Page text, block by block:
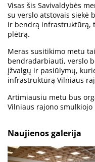
Visas šis Savivaldybės
su verslo atstovais siekė
ir bendrą infrastruktūrą,
plėtrą.
Meras susitikimo metu
bendradarbiauti, verslo
įžvalgų ir pasiūlymų,
infrastruktūrą Vilniaus
Artimiausiu metu bus
Vilniaus rajono
Naujienos galerija